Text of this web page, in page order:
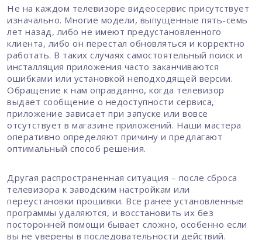
Не на каждом телевизоре видеосервис присутствует
изначально. Многие модели, выпущенные пять-семь
лет назад, либо не имеют предустановленного
клиента, либо он перестал обновляться и корректно
работать. В таких случаях самостоятельный поиск и
инсталляция приложения часто заканчиваются
ошибками или установкой неподходящей версии.
Обращение к нам оправданно, когда телевизор
выдает сообщение о недоступности сервиса,
приложение зависает при запуске или вовсе
отсутствует в магазине приложений. Наши мастера
оперативно определяют причину и предлагают
оптимальный способ решения.
Другая распространенная ситуация – после сброса
телевизора к заводским настройкам или
переустановки прошивки. Все ранее установленные
программы удаляются, и восстановить их без
посторонней помощи бывает сложно, особенно если
вы не уверены в последовательности действий.